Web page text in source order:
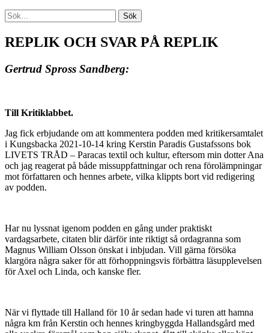
REPLIK OCH SVAR PÅ REPLIK
Gertrud Spross Sandberg:
Till Kritiklabbet.
Jag fick erbjudande om att kommentera podden med kritikersamtalet
i Kungsbacka 2021-10-14 kring Kerstin Paradis Gustafssons bok
LIVETS TRÅD – Paracas textil och kultur, eftersom min dotter Ana
och jag reagerat på både missuppfattningar och rena förolämpningar
mot författaren och hennes arbete, vilka klippts bort vid redigering
av podden.
Har nu lyssnat igenom podden en gång under praktiskt
vardagsarbete, citaten blir därför inte riktigt så ordagranna som
Magnus William Olsson önskat i inbjudan. Vill gärna försöka
klargöra några saker för att förhoppningsvis förbättra läsupplevelsen
för Axel och Linda, och kanske fler.
När vi flyttade till Halland för 10 år sedan hade vi turen att hamna
några km från Kerstin och hennes kringbyggda Hallandsgård med